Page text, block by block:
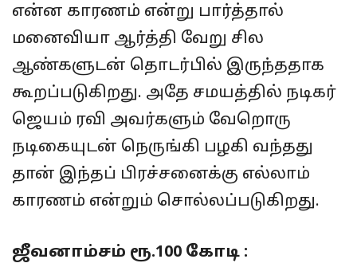
என்ன காரணம் என்று பார்த்தால்
மனைவியா ஆர்த்தி வேறு சில
ஆண்களுடன் தொடர்பில் இருந்ததாக
கூறப்படுகிறது. அதே சமயத்தில் நடிகர்
ஜெயம் ரவி அவர்களும் வேறொரு
நடிகையுடன் நெருங்கி பழகி வந்தது
தான் இந்தப் பிரச்சனைக்கு எல்லாம்
காரணம் என்றும் சொல்லப்படுகிறது.
ஜீவனாம்சம் ரூ.100 கோடி :